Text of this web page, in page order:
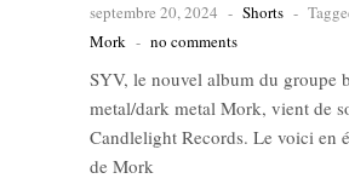
septembre 20, 2024 - Shorts -
Mork - no comments
SYV, le nouvel album du groupe
metal/dark metal Mork, vient de
Candlelight Records. Le voici en
de Mork